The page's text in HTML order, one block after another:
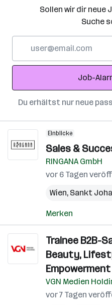
Sollen wir dir neue
Suche
Adresse
Job-
Du erhältst nur neue
Einblicke
Sales &
RINGANA GmbH
vor 6 Tagen
Wien, Sankt
Merken
Trainee B2B-
Beauty,
Empowerment
VGN Medien
vor 7 Tagen